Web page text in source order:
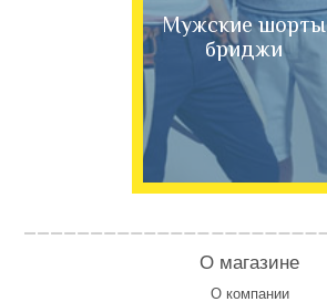
Мужские шорты
бриджи
О магазине
О компании